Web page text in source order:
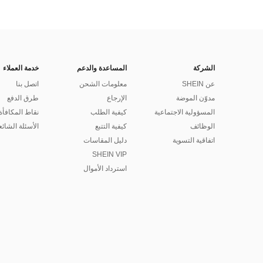
الشركة
عن SHEIN
مدوّن الموضة
المسؤولية الاجتماعية
الوظائف
اتفاقية التسوية
المساعدة والدعم
معلومات الشحن
الإرجاع
كيفية الطلب
كيفية التتبع
دليل المقاسات
SHEIN VIP
استرداد الأموال
خدمة العملاء
اتصل بنا
طرق الدفع
نقاط المكافأة
الأسئلة